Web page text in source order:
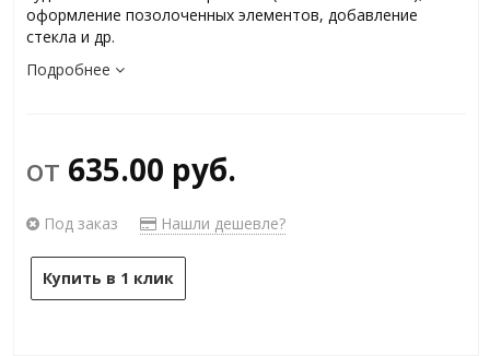
оформление позолоченных элементов, добавление
стекла и др.
Подробнее
от 635.00 руб.
Под заказ Нашли дешевле?
Купить в 1 клик